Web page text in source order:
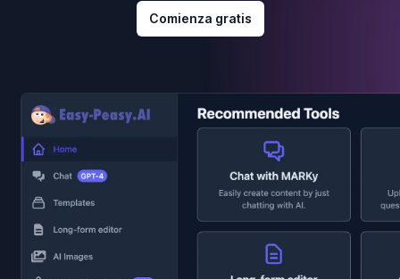
Comienza gratis